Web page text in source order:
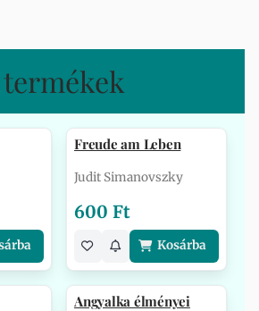
Freude am Leben
Judit Simanovszky
600 Ft
Kosárba
Angyalka élményei